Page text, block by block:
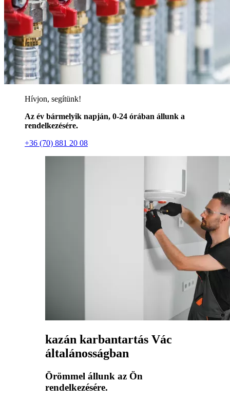
Hívjon, segítünk!
Az év bármelyik napján, 0-24 órában állunk a
rendelkezésére.
+36 (70) 881 20 08
kazán karbantartás Vác
általánosságban
Örömmel állunk az Ön
rendelkezésére.